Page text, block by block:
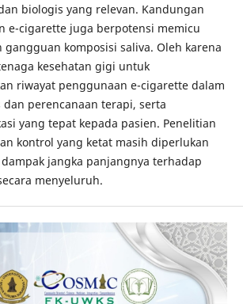
biologis yang relevan. Kandungan
e-cigarette juga berpotensi memicu
komposisi saliva. Oleh karena
kesehatan gigi untuk
riwayat penggunaan e-cigarette dalam
dan perencanaan terapi, serta
yang tepat kepada pasien. Penelitian
kontrol yang ketat masih diperlukan
jangka panjangnya terhadap
menyeluruh.